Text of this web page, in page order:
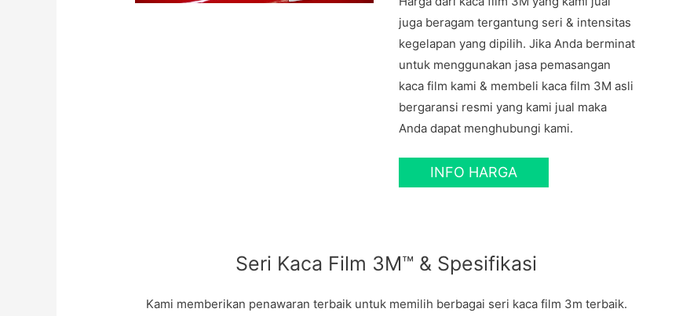
juga beragam tergantung seri & intensitas
kegelapan yang dipilih. Jika Anda berminat
untuk menggunakan jasa pemasangan
kaca film kami & membeli kaca film 3M asli
bergaransi resmi yang kami jual maka
Anda dapat menghubungi kami.
INFO HARGA
Seri Kaca Film 3M™ & Spesifikasi
Kami memberikan penawaran terbaik untuk memilih berbagai seri kaca film 3m terbaik.